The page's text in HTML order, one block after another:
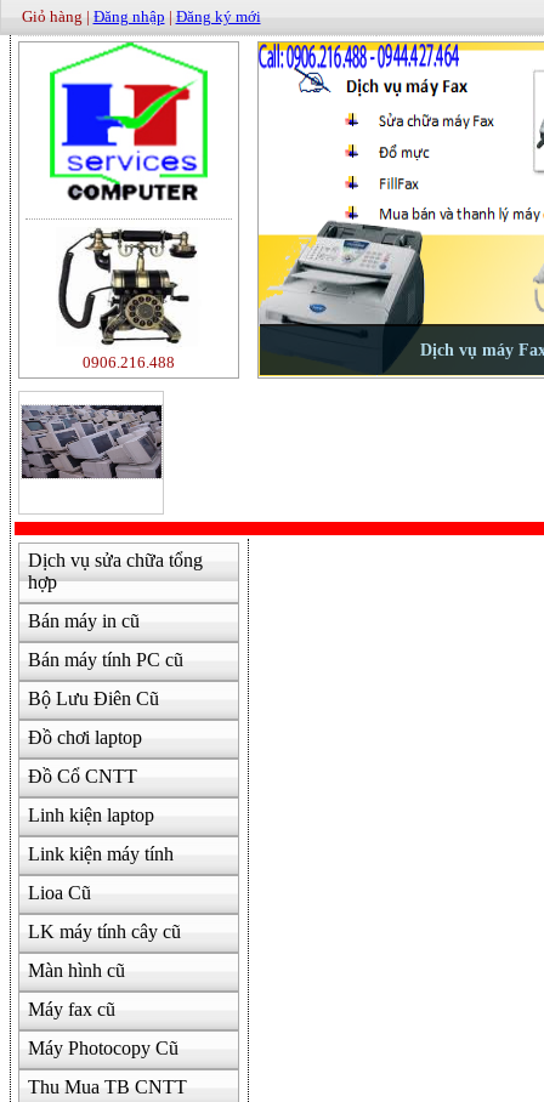
Giỏ hàng | Đăng nhập | Đăng ký mới
0906.216.488
Dịch vụ sửa chữa tổng
hợp
Bán máy in cũ
Bán máy tính PC cũ
Bộ Lưu Điên Cũ
Đồ chơi laptop
Đồ Cổ CNTT
Linh kiện laptop
Link kiện máy tính
Lioa Cũ
LK máy tính cây cũ
Màn hình cũ
Máy fax cũ
Máy Photocopy Cũ
Thu Mua TB CNTT